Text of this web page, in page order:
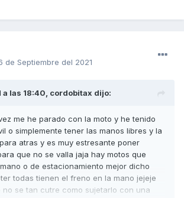
de Septiembre del 2021
a las 18:40, cordobitax dijo:
me he parado con la moto y he tenido
o simplemente tener las manos libres y la
atras y es muy estresante poner
que no se valla jaja hay motos que
o de estacionamiento mejor dicho
todas tienen el freno en la mano jejeje
no se tan cutre como sujetarlo con una